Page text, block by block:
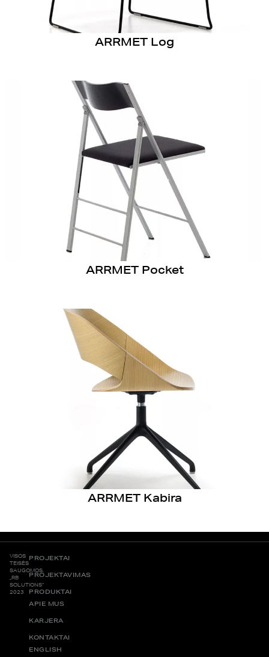
ARRMET Log
ARRMET Pocket
ARRMET Kabira
VISOS
TEISĖS
SAUGOMOS.
„RB
SOLUTIONS“
2023
PROJEKTAI
PROJEKTAVIMAS
PRODUKTAI
APIE MUS
KARJERA
KONTAKTAI
ENGLISH